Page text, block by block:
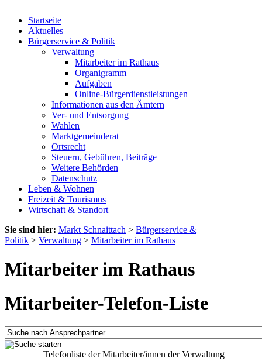
Startseite
Aktuelles
Bürgerservice & Politik
Verwaltung
Mitarbeiter im Rathaus
Organigramm
Aufgaben
Online-Bürgerdienstleistungen
Informationen aus den Ämtern
Ver- und Entsorgung
Wahlen
Marktgemeinderat
Ortsrecht
Steuern, Gebühren, Beiträge
Weitere Behörden
Datenschutz
Leben & Wohnen
Freizeit & Tourismus
Wirtschaft & Standort
Sie sind hier: Markt Schnaittach > Bürgerservice &
Politik > Verwaltung > Mitarbeiter im Rathaus
Mitarbeiter im Rathaus
Mitarbeiter-Telefon-Liste
Telefonliste der Mitarbeiter/innen der Verwaltung